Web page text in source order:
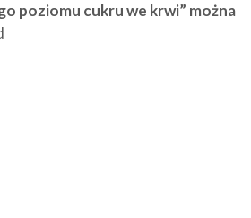
poziomu cukru we krwi” można